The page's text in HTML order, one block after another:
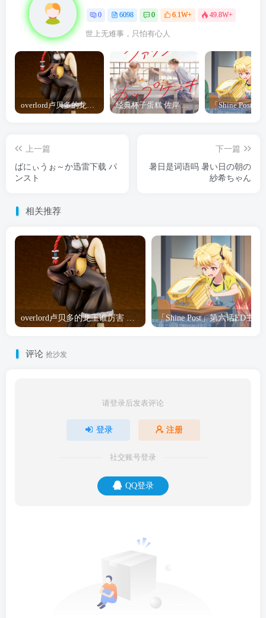
0 6098 0 6.1W+ 49.8W+
世上无难事，只怕有心人
经典杯子蛋糕 佐岸 漫画「经典杯子蛋糕」宣布真人日剧化
上一篇
ばにぃうぉ～か迅雷下载 パ
ンスト
下一篇
暑日是词语吗 暑い日の朝の
紗希ちゃん
相关推荐
评论 抢沙发
请登录后发表评论
登录 注册
社交账号登录
QQ登录